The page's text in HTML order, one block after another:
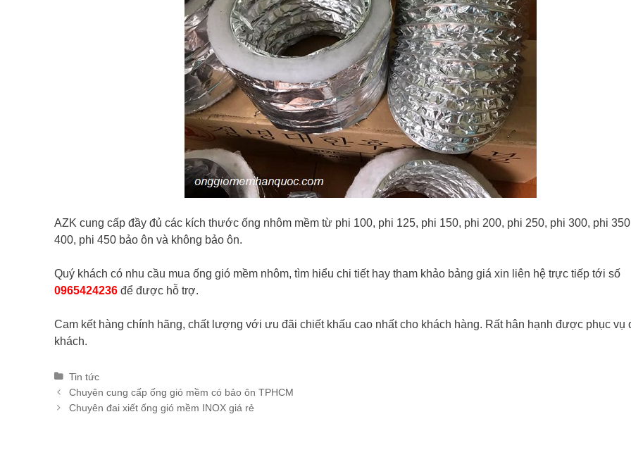
AZK cung cấp đầy đủ các kích thước ống nhôm mềm từ phi 100, phi 125, phi 150, phi 200, phi 250, phi 300, phi
400, phi 450 bảo ôn và không bảo ôn.
Quý khách có nhu cầu mua ống gió mềm nhôm, tìm hiểu chi tiết hay tham khảo bảng giá xin liên hệ trực tiếp tới số
0965424236 để được hỗ trợ.
Cam kết hàng chính hãng, chất lượng với ưu đãi chiết khấu cao nhất cho khách hàng. Rất hân hạnh được phục vụ
khách.
Categories
Tin tức
Post
navigation
Chuyên cung cấp ống gió mềm có bảo ôn TPHCM
Chuyên đai xiết ống gió mềm INOX giá rẻ